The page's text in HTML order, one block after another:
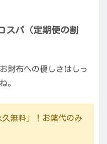
スパ（定期便の割
財布への優しさはしっ
。
無料」！お薬代のみ